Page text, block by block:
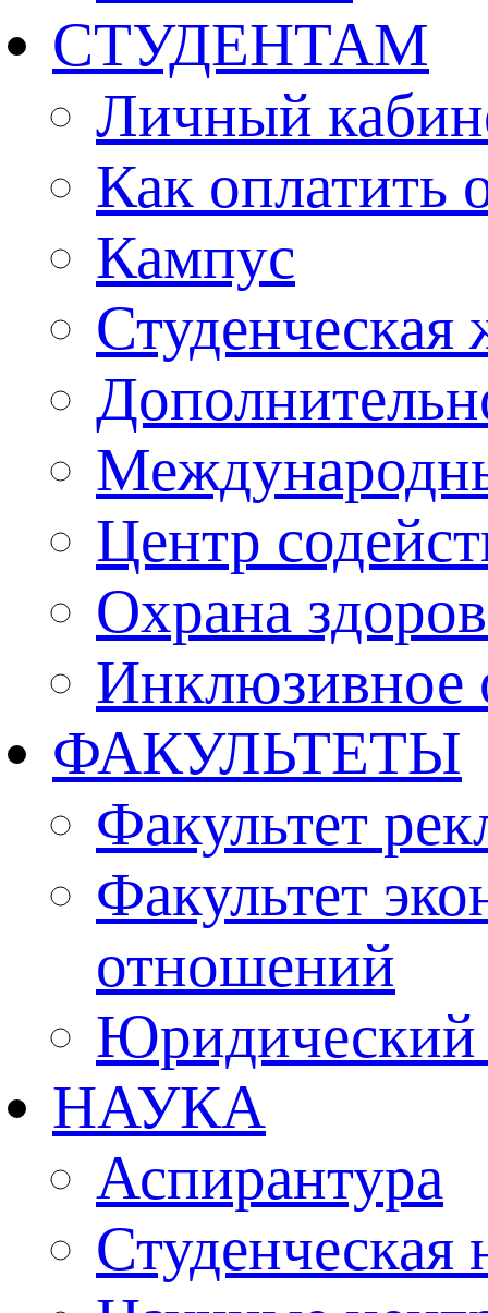
СТУДЕНТАМ
Личный
Как оплатить
Кампус
Студенческая
Центр
Охрана
Инклюзивное
ФАКУЛЬТЕТЫ
Факультет
Факультет
отношений
Юридический
НАУКА
Аспирантура
Студенческая